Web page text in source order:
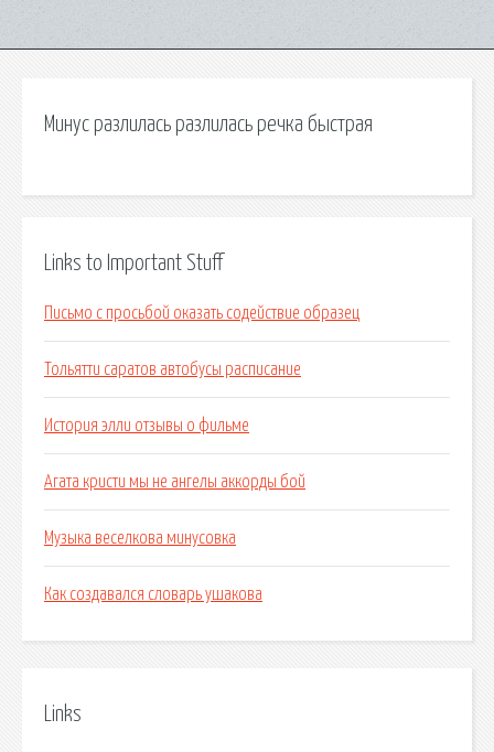
Минус разлилась разлилась речка быстрая
Links to Important Stuff
Письмо с просьбой оказать содействие образец
Тольятти саратов автобусы расписание
История элли отзывы о фильме
Агата кристи мы не ангелы аккорды бой
Музыка веселкова минусовка
Как создавался словарь ушакова
Links